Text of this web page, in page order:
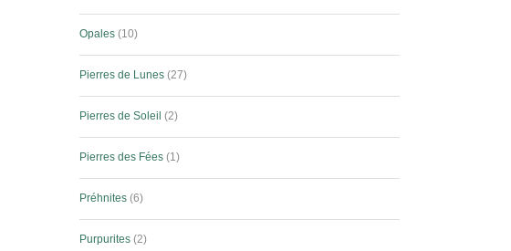
Opales 10
Pierres de Lunes 27
Pierres de Soleil 2
Pierres des Fées 1
Préhnites 6
Purpurites 2